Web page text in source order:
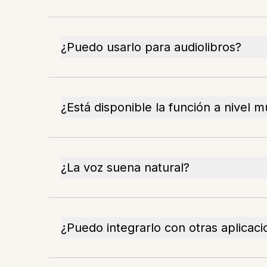
¿Puedo usarlo para audiolibros?
¿Está disponible la función a nivel
¿La voz suena natural?
¿Puedo integrarlo con otras